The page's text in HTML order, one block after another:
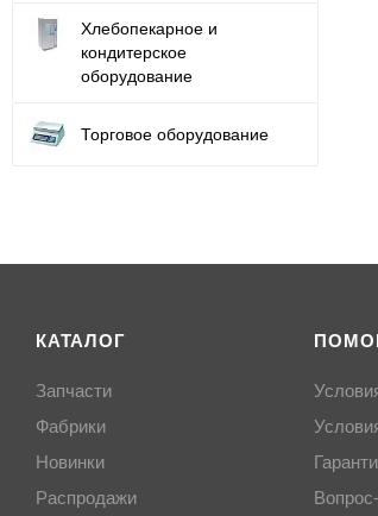
Хлебопекарное и
кондитерское
оборудование
Торговое оборудование
КАТАЛОГ
Запчасти
Фабрики
Новинки
Распродажи